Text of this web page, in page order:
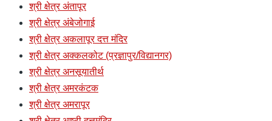
श्री क्षेत्र अंतापूर
श्री क्षेत्र अंबेजोगाई
श्री क्षेत्र अकलापूर दत्त मंदिर
श्री क्षेत्र अक्कलकोट (प्रज्ञापुर/विद्यानगर)
श्री क्षेत्र अनसूयातीर्थ
श्री क्षेत्र अमरकंटक
श्री क्षेत्र अमरापूर